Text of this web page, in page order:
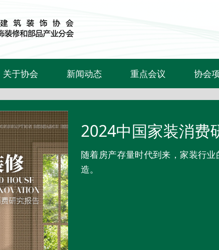
关于协会
关于我们
文件通知
会员权益
协会大事记
联系我们
新闻动态
行业要闻
重点会议
T20家装两会
住宅产业年会
协会
信用
行业自
2024中国家装消费
随着房产存量时代到来，家装行
造。